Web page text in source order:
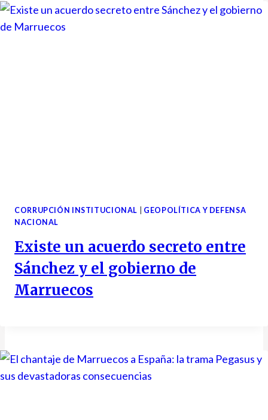
CORRUPCIÓN INSTITUCIONAL
GEOPOLÍTICA Y DEFENSA
NACIONAL
Existe un acuerdo secreto entre
Sánchez y el gobierno de
Marruecos